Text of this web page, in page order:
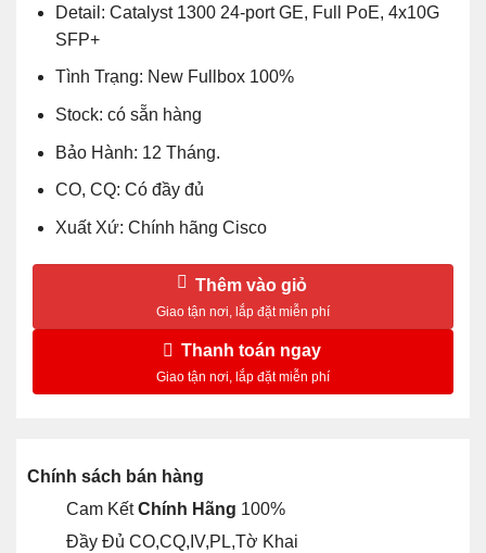
Detail: Catalyst 1300 24-port GE, Full PoE, 4x10G
SFP+
Tình Trạng: New Fullbox 100%
Stock: có sẵn hàng
Bảo Hành: 12 Tháng.
CO, CQ: Có đầy đủ
Xuất Xứ: Chính hãng Cisco
Thêm vào giỏ
Thanh toán ngay
Chính sách bán hàng
Cam KếtChính Hãng 100%
Đầy Đủ CO,CQ,IV,PL,Tờ Khai